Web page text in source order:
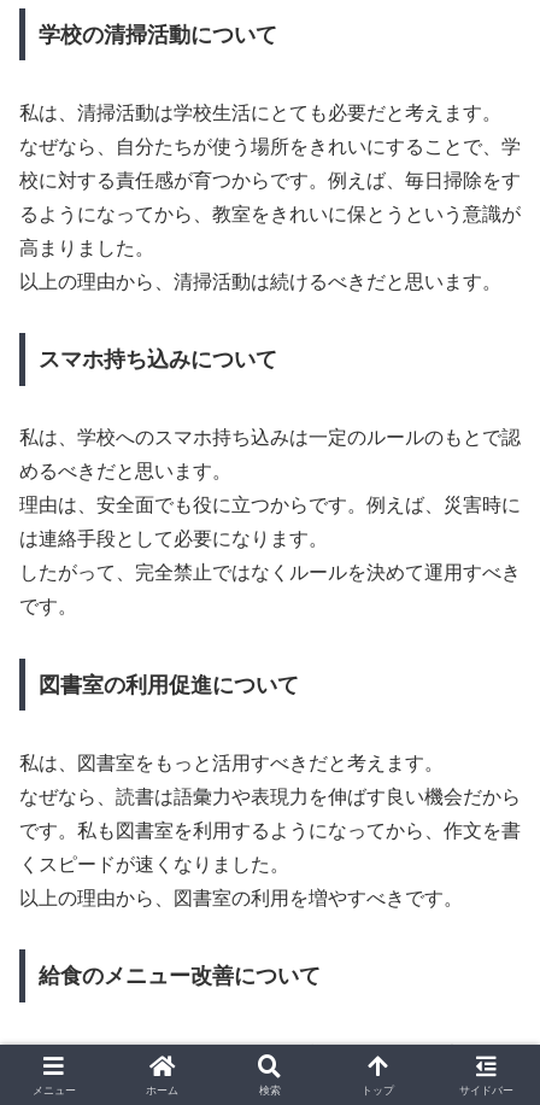
学校の清掃活動について
私は、清掃活動は学校生活にとても必要だと考えます。
なぜなら、自分たちが使う場所をきれいにすることで、学
校に対する責任感が育つからです。例えば、毎日掃除をす
るようになってから、教室をきれいに保とうという意識が
高まりました。
以上の理由から、清掃活動は続けるべきだと思います。
スマホ持ち込みについて
私は、学校へのスマホ持ち込みは一定のルールのもとで認
めるべきだと思います。
理由は、安全面でも役に立つからです。例えば、災害時に
は連絡手段として必要になります。
したがって、完全禁止ではなくルールを決めて運用すべき
です。
図書室の利用促進について
私は、図書室をもっと活用すべきだと考えます。
なぜなら、読書は語彙力や表現力を伸ばす良い機会だから
です。私も図書室を利用するようになってから、作文を書
くスピードが速くなりました。
以上の理由から、図書室の利用を増やすべきです。
給食のメニュー改善について
私は、給食のメニューはもっと多様化すべきだと考えま
す。
メニュー ホーム 検索 トップ サイドバー